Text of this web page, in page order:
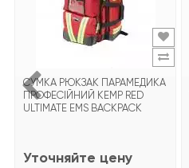
СУМКА РЮКЗАК ПАРАМЕДИКА
ПРОФЕСІЙНИЙ KEMP RED
ULTIMATE EMS BACKPACK
Уточняйте цену